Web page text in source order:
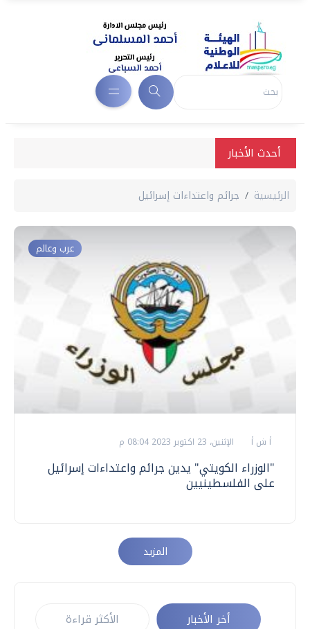
أحدث الأخبار
الرئيسية جرائم واعتداءات إسرائيل
عرب وعالم
أ ش أ الإثنين، 23 اكتوبر 2023 08:04 م
"الوزراء الكويتي" يدين جرائم واعتداءات إسرائيل
على الفلسطينيين
المزيد
أخر الأخبار الأكثر قراءة